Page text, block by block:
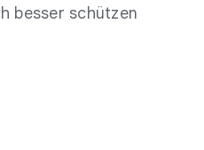
besser schützen